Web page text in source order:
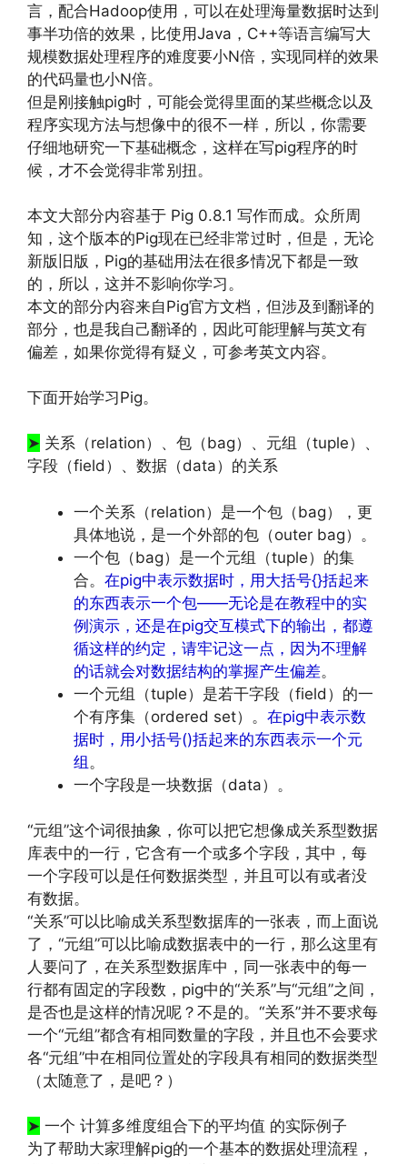
言，配合Hadoop使用，可以在处理海量数据时达到
事半功倍的效果，比使用Java，C++等语言编写大
规模数据处理程序的难度要小N倍，实现同样的效果
的代码量也小N倍。
但是刚接触pig时，可能会觉得里面的某些概念以及
程序实现方法与想像中的很不一样，所以，你需要
仔细地研究一下基础概念，这样在写pig程序的时
候，才不会觉得非常别扭。
本文大部分内容基于 Pig 0.8.1 写作而成。众所周
知，这个版本的Pig现在已经非常过时，但是，无论
新版旧版，Pig的基础用法在很多情况下都是一致
的，所以，这并不影响你学习。
本文的部分内容来自Pig官方文档，但涉及到翻译的
部分，也是我自己翻译的，因此可能理解与英文有
偏差，如果你觉得有疑义，可参考英文内容。
下面开始学习Pig。
➤ 关系（relation）、包（bag）、元组（tuple）、
字段（field）、数据（data）的关系
一个关系（relation）是一个包（bag），更
具体地说，是一个外部的包（outer bag）。
一个包（bag）是一个元组（tuple）的集
合。 在pig中表示数据时，用大括号{}括起来
的东西表示一个包——无论是在教程中的实
例演示，还是在pig交互模式下的输出，都遵
循这样的约定，请牢记这一点，因为不理解
的话就会对数据结构的掌握产生偏差。
一个元组（tuple）是若干字段（field）的一
个有序集（ordered set）。 在pig中表示数
据时，用小括号()括起来的东西表示一个元
组 。
一个字段是一块数据（data）。
“元组”这个词很抽象，你可以把它想像成关系型数据
库表中的一行，它含有一个或多个字段，其中，每
一个字段可以是任何数据类型，并且可以有或者没
有数据。
“关系”可以比喻成关系型数据库的一张表，而上面说
了，“元组”可以比喻成数据表中的一行，那么这里有
人要问了，在关系型数据库中，同一张表中的每一
行都有固定的字段数，pig中的“关系”与“元组”之间，
是否也是这样的情况呢？不是的。“关系”并不要求每
一个“元组”都含有相同数量的字段，并且也不会要求
各“元组”中在相同位置处的字段具有相同的数据类型
（太随意了，是吧？）
➤ 一个 计算多维度组合下的平均值 的实际例子
为了帮助大家理解pig的一个基本的数据处理流程，